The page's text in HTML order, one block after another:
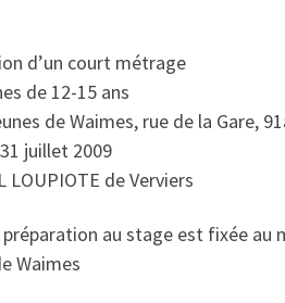
d’un court métrage
de 12-15 ans
de Waimes, rue de la Gare,
juillet 2009
LOUPIOTE de Verviers
au stage est fixée au
Waimes